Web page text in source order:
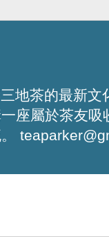
地茶的最新
座屬於茶友